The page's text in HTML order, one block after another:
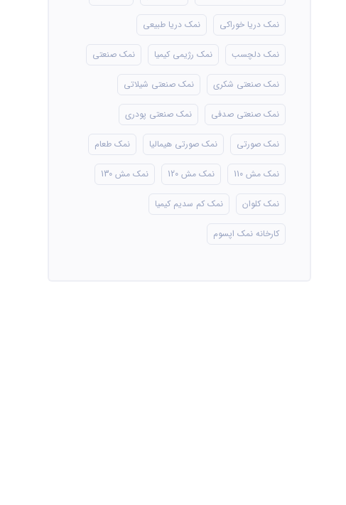
نمک دریا خوراکی نمک دریا طبیعی
نمک دلچسب نمک رژیمی کیمیا نمک صنعتی
نمک صنعتی شکری نمک صنعتی شیلاتی
نمک صنعتی صدفی نمک صنعتی پودری
نمک صورتی نمک صورتی هیمالیا نمک طعام
نمک مش 110 نمک مش 120 نمک مش 130
نمک کلوان نمک کم سدیم کیمیا
کارخانه نمک اپسوم